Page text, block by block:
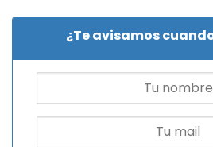
¿Te avisamos